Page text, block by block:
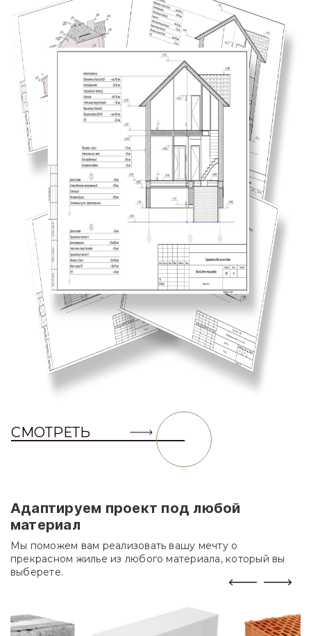
СМОТРЕТЬ
Адаптируем проект под любой
материал
Мы поможем вам реализовать вашу мечту о
прекрасном жилье из любого материала, который вы
выберете.